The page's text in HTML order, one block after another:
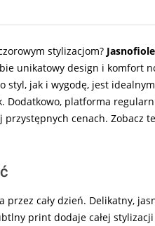
stylizacjom?
unikatowy design i komfort
styl, jak i wygodę, jest
Dodatkowo, platforma
cenach. Zobacz
cały dzień. Delikatny,
print dodaje całej